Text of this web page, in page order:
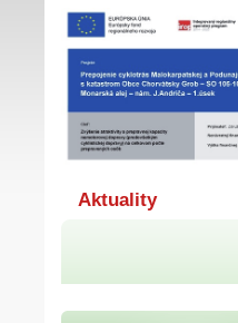
Aktuality